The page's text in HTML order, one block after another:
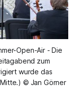
Open-Air - Die
zum
wurde das
© Jan Görner